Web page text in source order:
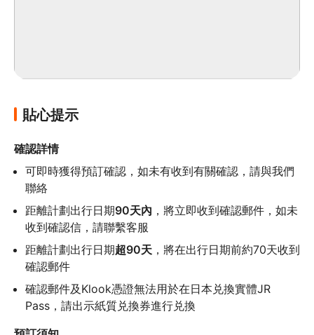
貼心提示
確認詳情
可即時獲得預訂確認，如未有收到有關確認，請與我們
聯絡
距離計劃出行日期90天內 ，將立即收到確認郵件，如未
收到確認信，請聯繫客服
距離計劃出行日期超90天 ，將在出行日期前約70天收到
確認郵件
確認郵件及Klook憑證無法用於在日本兑換實體JR
Pass，請出示紙質兑換券進行兑換